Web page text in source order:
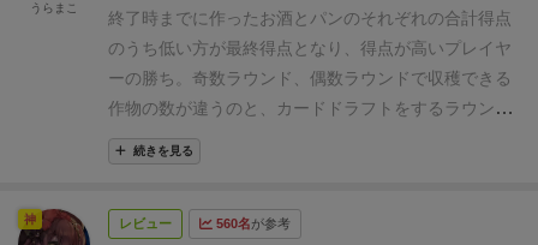
箱がコンパクトで、写真の収納方法(スリーブ装着・コ
マを種類毎に違う袋にしてインサートの上下部の折る
箇所を変える)をしてギリギリ。インサートもカラー印
刷されてて捨てるのがちょっと勿体無いのでこうして
るけど、捨てちゃった方がすっきり入るのでしょう
か…
アクションの種類はあるも、1種類のカードに集約さ
終了時までに作ったお酒とパンのそれぞれの合計得点
のうち低い方が最終得点となり、得点が高いプレイヤ
ーの勝ち。 奇数ラウンド、偶数ラウンドで収穫できる
作物の数が違うのと、カードドラフトをするラウンド
と奇数ラウンドで、とあるアクションをしたカードだ
けは回収して、あとは5枚になるように手札を補充し
ます。カード1枚には3つのアクションが描かれてお
続きを見る
うらまこ
レビュー 560名が参考
神